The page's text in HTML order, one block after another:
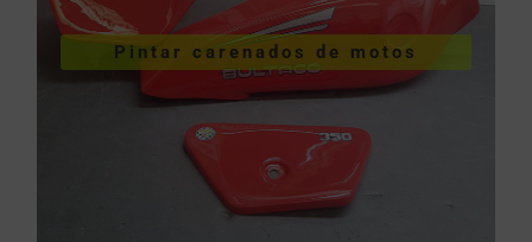
Pintar carenados de motos
Pintar carenados de
motos
VER PINTURA DE CARENADOS